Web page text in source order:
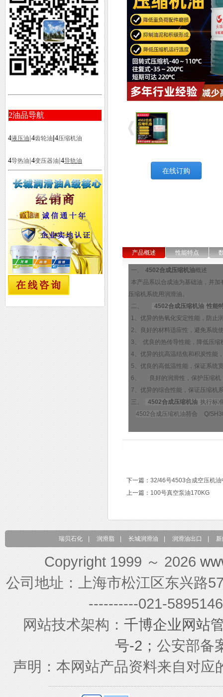
2油品导航
4液压油|4齿轮油|4压缩机油
4导热油|4变压器油|4导轨油
在线订购
产品概述 性能特点
一、 4502合成压缩机油概述
本产品系以合成油为基础油，并
压缩机系统用润滑油。
二、
4502合成压缩机油 性能
1、优异的热氧化安定性能，防止
2、良好的材料适应性，避免系统
3、
优良的热传导性能，降低压缩
4、优异的抗高温结焦和积炭性能
5、优良的高低温性能，保证系统
6、
良好的润滑性，保护压缩
7、优异的综合性能，保证压缩
三、
4502合成压缩机油 执行标
4502合成压缩机油符合 Q/
下一篇： 32/46号4503合成空压机油
上一篇： 100号真空泵油170KG
瑞贝石化 润滑脂 长城润滑油 润滑油出口
Copyright 1999 ～ 2026
公司地址：上海市松江区东兴路
----------021-
网站技术架构：千博企业网站
号-2；公安部备
声明：本网站产品资料来自对